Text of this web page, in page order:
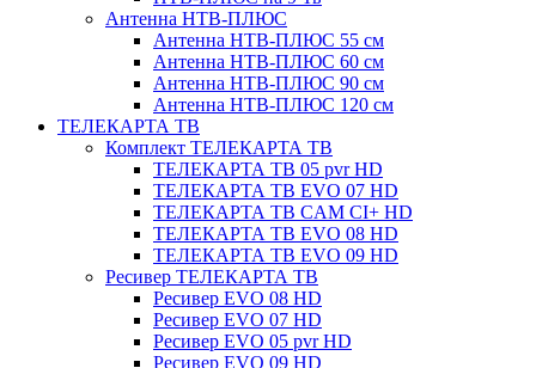
Антенна НТВ-ПЛЮС
Антенна НТВ-ПЛЮС 55 см
Антенна НТВ-ПЛЮС 60 см
Антенна НТВ-ПЛЮС 90 см
Антенна НТВ-ПЛЮС 120 см
ТЕЛЕКАРТА ТВ
Комплект ТЕЛЕКАРТА ТВ
ТЕЛЕКАРТА ТВ 05 pvr HD
ТЕЛЕКАРТА ТВ EVO 07 HD
ТЕЛЕКАРТА ТВ CAM CI+ HD
ТЕЛЕКАРТА ТВ EVO 08 HD
ТЕЛЕКАРТА ТВ EVO 09 HD
Ресивер ТЕЛЕКАРТА ТВ
Ресивер EVO 08 HD
Ресивер EVO 07 HD
Ресивер EVO 05 pvr HD
Ресивер EVO 09 HD